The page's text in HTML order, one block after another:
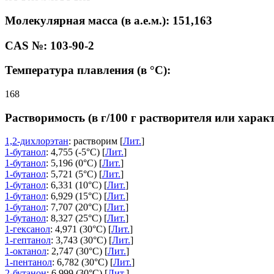
Молекулярная масса (в а.е.м.): 151,163
CAS №: 103-90-2
Температура плавления (в °C):
168
Растворимость (в г/100 г растворителя или
1,2-дихлорэтан: растворим [Лит.]
1-бутанол: 4,755 (-5°C) [Лит.]
1-бутанол: 5,196 (0°C) [Лит.]
1-бутанол: 5,721 (5°C) [Лит.]
1-бутанол: 6,331 (10°C) [Лит.]
1-бутанол: 6,929 (15°C) [Лит.]
1-бутанол: 7,707 (20°C) [Лит.]
1-бутанол: 8,327 (25°C) [Лит.]
1-гексанол: 4,971 (30°C) [Лит.]
1-гептанол: 3,743 (30°C) [Лит.]
1-октанол: 2,747 (30°C) [Лит.]
1-пентанол: 6,782 (30°C) [Лит.]